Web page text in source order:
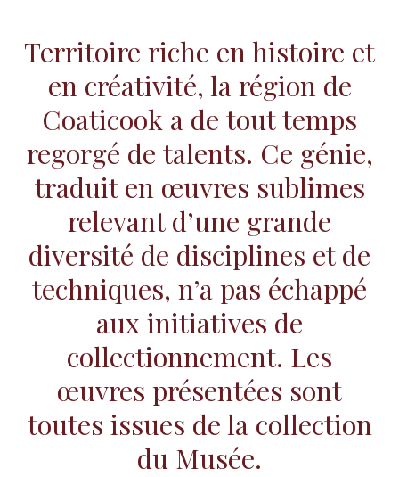
Territoire riche en histoire et
en créativité, la région de
Coaticook a de tout temps
regorgé de talents. Ce génie,
traduit en œuvres sublimes
relevant d’une grande
diversité de disciplines et de
techniques, n’a pas échappé
aux initiatives de
collectionnement. Les
œuvres présentées sont
toutes issues de la collection
du Musée.